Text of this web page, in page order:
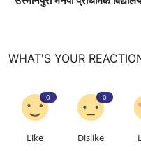
WHAT'S YOUR
0
Like
0
Dislike